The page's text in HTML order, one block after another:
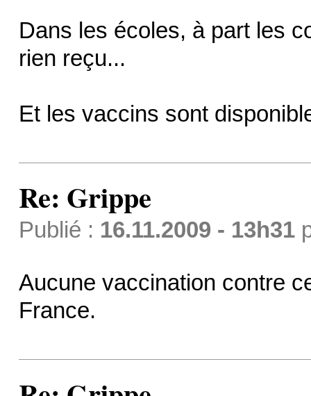
Dans les écoles, à part les
rien reçu...
Et les vaccins sont
Re: Grippe
Publié : 16.11.2009 - 13h31
Aucune vaccination contre
France.